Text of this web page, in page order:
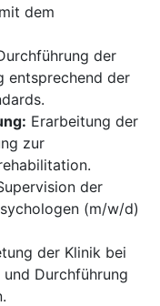
dem
der
entsprechend der
Erarbeitung der
zur
der
(m/w/d)
der Klinik bei
Durchführung